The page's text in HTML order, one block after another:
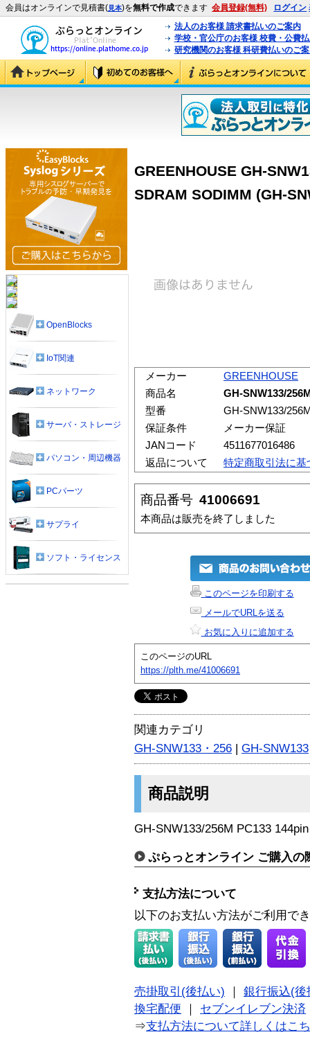
会員はオンラインで見積書(見本)を無料で作成できます 会員登録(無料) ログイン
法人のお客様 請求書払いのご案内
学校・官公庁のお客様 校費・公費
研究機関のお客様 科研費払いのご
GREENHOUSE GH-
SDRAM SODIMM (GH-
メーカー
GREENHOUSE
商品名
GH-SNW133/
型番
GH-SNW133/
保証条件
メーカー保証
JANコード
4511677016486
返品について
特定商取引法に基
商品番号 41006691
本商品は販売を終了しました
このページを印刷する
メールでURLを送る
お気に入りに追加する
このページのURL
https://plth.me/41006691
関連カテゴリ
GH-SNW133・256 | GH-SNW133
商品説明
GH-SNW133/256M PC133
ぷらっとオンライン ご購入の
支払方法について
以下のお支払い方法がご利用で
売掛取引(後払い)
銀行振込(後
換宅配便
セブンイレブン決済
⇒支払方法について詳しくはこ
OpenBlocks
IoT関連
ネットワーク
サーバ・ストレージ
パソコン・周辺機器
PCパーツ
サプライ
ソフト・ライセンス